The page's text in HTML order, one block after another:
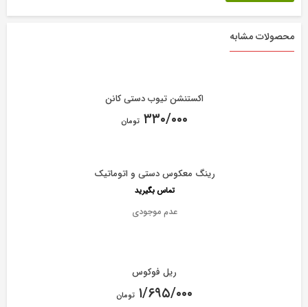
محصولات مشابه
اکستنشن تیوب دستی کانن
۳۳۰/۰۰۰ تومان
رینگ معکوس دستی و اتوماتیک
تماس بگیرید
عدم موجودی
ریل فوکوس
۱/۶۹۵/۰۰۰ تومان